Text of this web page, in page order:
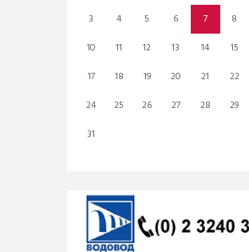
3
4 5 6 7 8
10
11 12 13 14 15
17
18 19 20 21 22
24
25 26 27 28 29
31